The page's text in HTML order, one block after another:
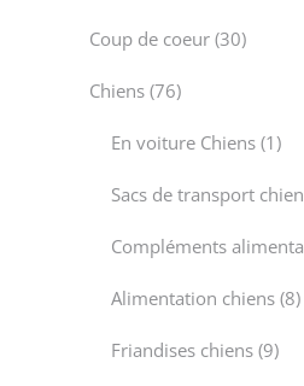
Coup de coeur 3030
Chiens 7676
En voiture Chiens 11
Sacs de transport
Compléments
Alimentation chiens 88
Friandises chiens 99